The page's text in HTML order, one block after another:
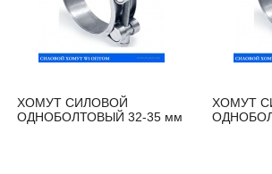
ХОМУТ СИЛОВОЙ
ОДНОБОЛТОВЫЙ 32-35 мм
ХОМУТ